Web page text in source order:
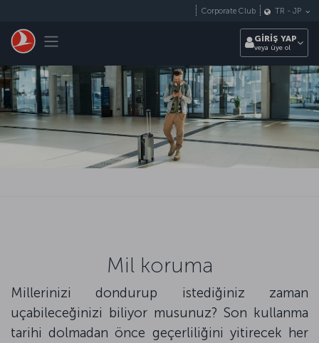
Toggle navigation
Corporate Club TR - JP
GİRİŞ YAP
veya üye ol
Mil koruma
Millerinizi dondurup istediğiniz zaman
uçabileceğinizi biliyor musunuz? Son kullanma
tarihi dolmadan önce geçerliliğini yitirecek her